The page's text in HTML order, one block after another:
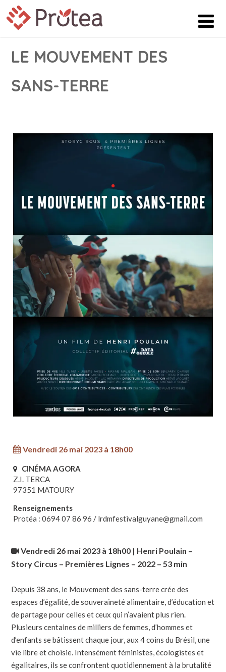
LE MOUVEMENT DES
SANS-TERRE
Vendredi 26 mai 2023 à 18h00
CINÉMA AGORA
Z.I. TERCA
97351 MATOURY
Renseignements
Protéa : 0694 07 86 96 / lrdmfestivalguyane@gmail.com
Vendredi 26 mai 2023 à 18h00 | Henri Poulain –
Story Circus – Premières Lignes – 2022 – 53 min
Depuis 38 ans, le Mouvement des sans-terre crée des
espaces d’égalité, de souveraineté alimentaire, d’éducation et
de partage pour celles et ceux qui n’avaient plus rien.
Plusieurs centaines de milliers de femmes, d’hommes et
d’enfants se bâtissent chaque jour, aux 4 coins du Brésil, une
vie libre et choisie. Intensément féministes, écologistes et
égalitaires, ils se confrontent quotidiennement à la brutalité